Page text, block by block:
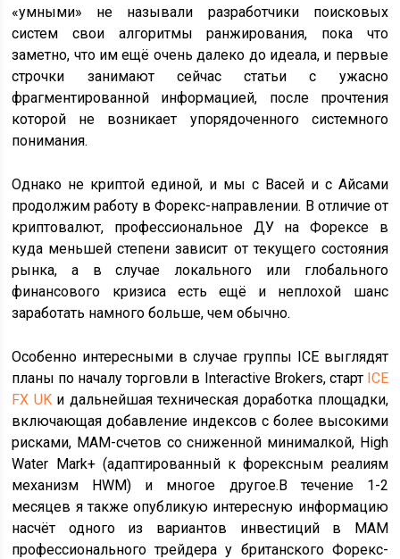
«умными» не называли разработчики поисковых
систем свои алгоритмы ранжирования, пока что
заметно, что им ещё очень далеко до идеала, и первые
строчки занимают сейчас статьи с ужасно
фрагментированной информацией, после прочтения
которой не возникает упорядоченного системного
понимания.
Однако не криптой единой, и мы с Васей и с Айсами
продолжим работу в Форекс-направлении. В отличие от
криптовалют, профессиональное ДУ на Форексе в
куда меньшей степени зависит от текущего состояния
рынка, а в случае локального или глобального
финансового кризиса есть ещё и неплохой шанс
заработать намного больше, чем обычно.
Особенно интересными в случае группы ICE выглядят
планы по началу торговли в Interactive Brokers, старт ICE
FX UKи дальнейшая техническая доработка площадки,
включающая добавление индексов с более высокими
рисками, MAM-счетов со сниженной минималкой, High
Water Mark+ (адаптированный к форексным реалиям
механизм HWM) и многое другое.В течение 1-2
месяцев я также опубликую интересную информацию
насчёт одного из вариантов инвестиций в MAM
профессионального трейдера у британского Форекс-